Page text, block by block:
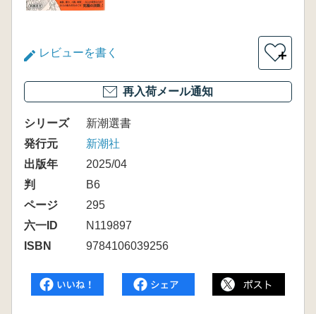
レビューを書く ＋
再入荷メール通知
シリーズ
新潮選書
発行元
新潮社
出版年
2025/04
判
B6
ページ
295
六一ID
N119897
ISBN
9784106039256